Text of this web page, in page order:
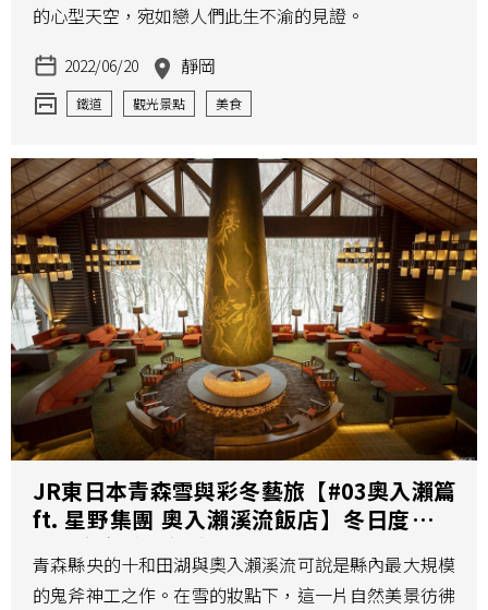
的心型天空，宛如戀人們此生不渝的見證。
2022/06/20 靜岡
鐵道 觀光景點 美食
JR東日本青森雪與彩冬藝旅【#03奧入瀨篇
ft. 星野集團 奧入瀨溪流飯店】冬日度假多
種提案 飯店泡湯賞冰瀑雪景
青森縣央的十和田湖與奧入瀨溪流可說是縣內最大規模
的鬼斧神工之作。在雪的妝點下，這一片自然美景彷彿